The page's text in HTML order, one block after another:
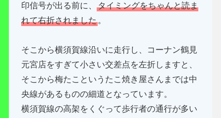
印信号が出る前に、タイミングをちゃんと読ま
れて右折されました。
そこから横須賀線沿いに走行し、コーナン鶴見
元宮店をすぎて小さい交差点を左折しますと、
そこから梅たこというたこ焼き屋さんまでは中
央線があるものの細道となっています。
横須賀線の高架をくぐって歩行者の通行が多い